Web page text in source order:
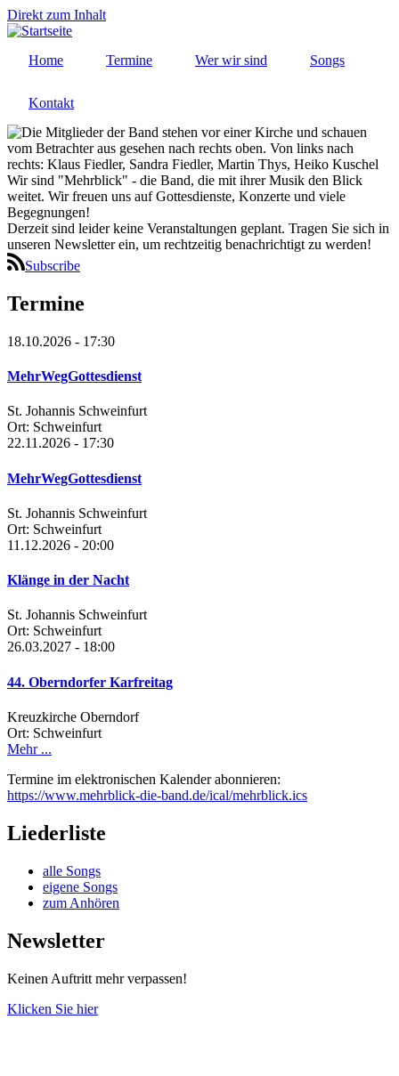
Direkt zum Inhalt
Home Termine Wer wir sind Songs
Kontakt
Wir sind "Mehrblick" - die Band, die mit ihrer Musik den Blick
weitet. Wir freuen uns auf Gottesdienste, Konzerte und viele
Begegnungen!
Derzeit sind leider keine Veranstaltungen geplant. Tragen Sie sich in
unseren Newsletter ein, um rechtzeitig benachrichtigt zu werden!
Subscribe
Termine
18.10.2026 - 17:30
MehrWegGottesdienst
St. Johannis Schweinfurt
Ort: Schweinfurt
22.11.2026 - 17:30
MehrWegGottesdienst
St. Johannis Schweinfurt
Ort: Schweinfurt
11.12.2026 - 20:00
Klänge in der Nacht
St. Johannis Schweinfurt
Ort: Schweinfurt
26.03.2027 - 18:00
44. Oberndorfer Karfreitag
Kreuzkirche Oberndorf
Ort: Schweinfurt
Mehr ...
Termine im elektronischen Kalender abonnieren:
https://www.mehrblick-die-band.de/ical/mehrblick.ics
Liederliste
alle Songs
eigene Songs
zum Anhören
Newsletter
Keinen Auftritt mehr verpassen!
Klicken Sie hier